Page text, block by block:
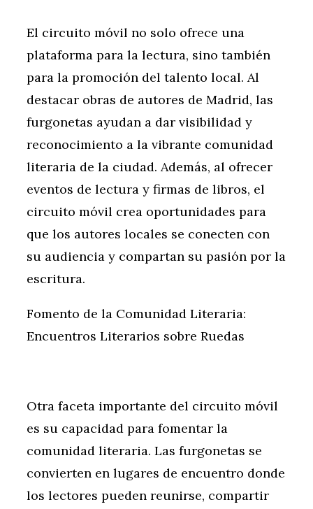
El circuito móvil no solo ofrece una
plataforma para la lectura, sino también
para la promoción del talento local. Al
destacar obras de autores de Madrid, las
furgonetas ayudan a dar visibilidad y
reconocimiento a la vibrante comunidad
literaria de la ciudad. Además, al ofrecer
eventos de lectura y firmas de libros, el
circuito móvil crea oportunidades para
que los autores locales se conecten con
su audiencia y compartan su pasión por la
escritura.
Fomento de la Comunidad Literaria:
Encuentros Literarios sobre Ruedas
Otra faceta importante del circuito móvil
es su capacidad para fomentar la
comunidad literaria. Las furgonetas se
convierten en lugares de encuentro donde
los lectores pueden reunirse, compartir